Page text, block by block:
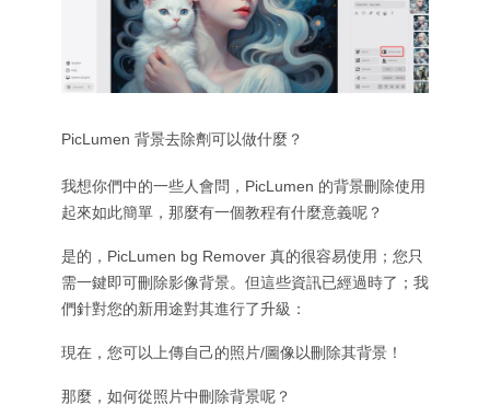
PicLumen 背景去除劑可以做什麼？
我想你們中的一些人會問，PicLumen 的背景刪除使用
起來如此簡單，那麼有一個教程有什麼意義呢？
是的，PicLumen bg Remover 真的很容易使用；您只
需一鍵即可刪除影像背景。但這些資訊已經過時了；我
們針對您的新用途對其進行了升級：
現在，您可以上傳自己的照片/圖像以刪除其背景！
那麼，如何從照片中刪除背景呢？